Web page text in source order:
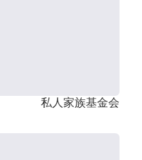
私人家族基金会